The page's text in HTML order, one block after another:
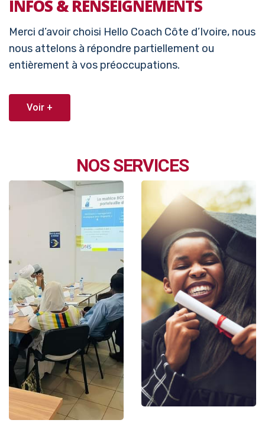
INFOS & RENSEIGNEMENTS
Merci d’avoir choisi Hello Coach Côte d’Ivoire, nous
nous attelons à répondre partiellement ou
entièrement à vos préoccupations.
Voir +
NOS SERVICES